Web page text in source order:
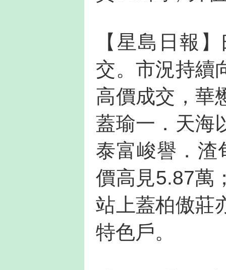
【星島日報
交。市況持續
高價成交，華
蓋瑜一．天海
泰富峻譽．渣
價高見5.87萬
站上蓋柏傲莊
特色戶。